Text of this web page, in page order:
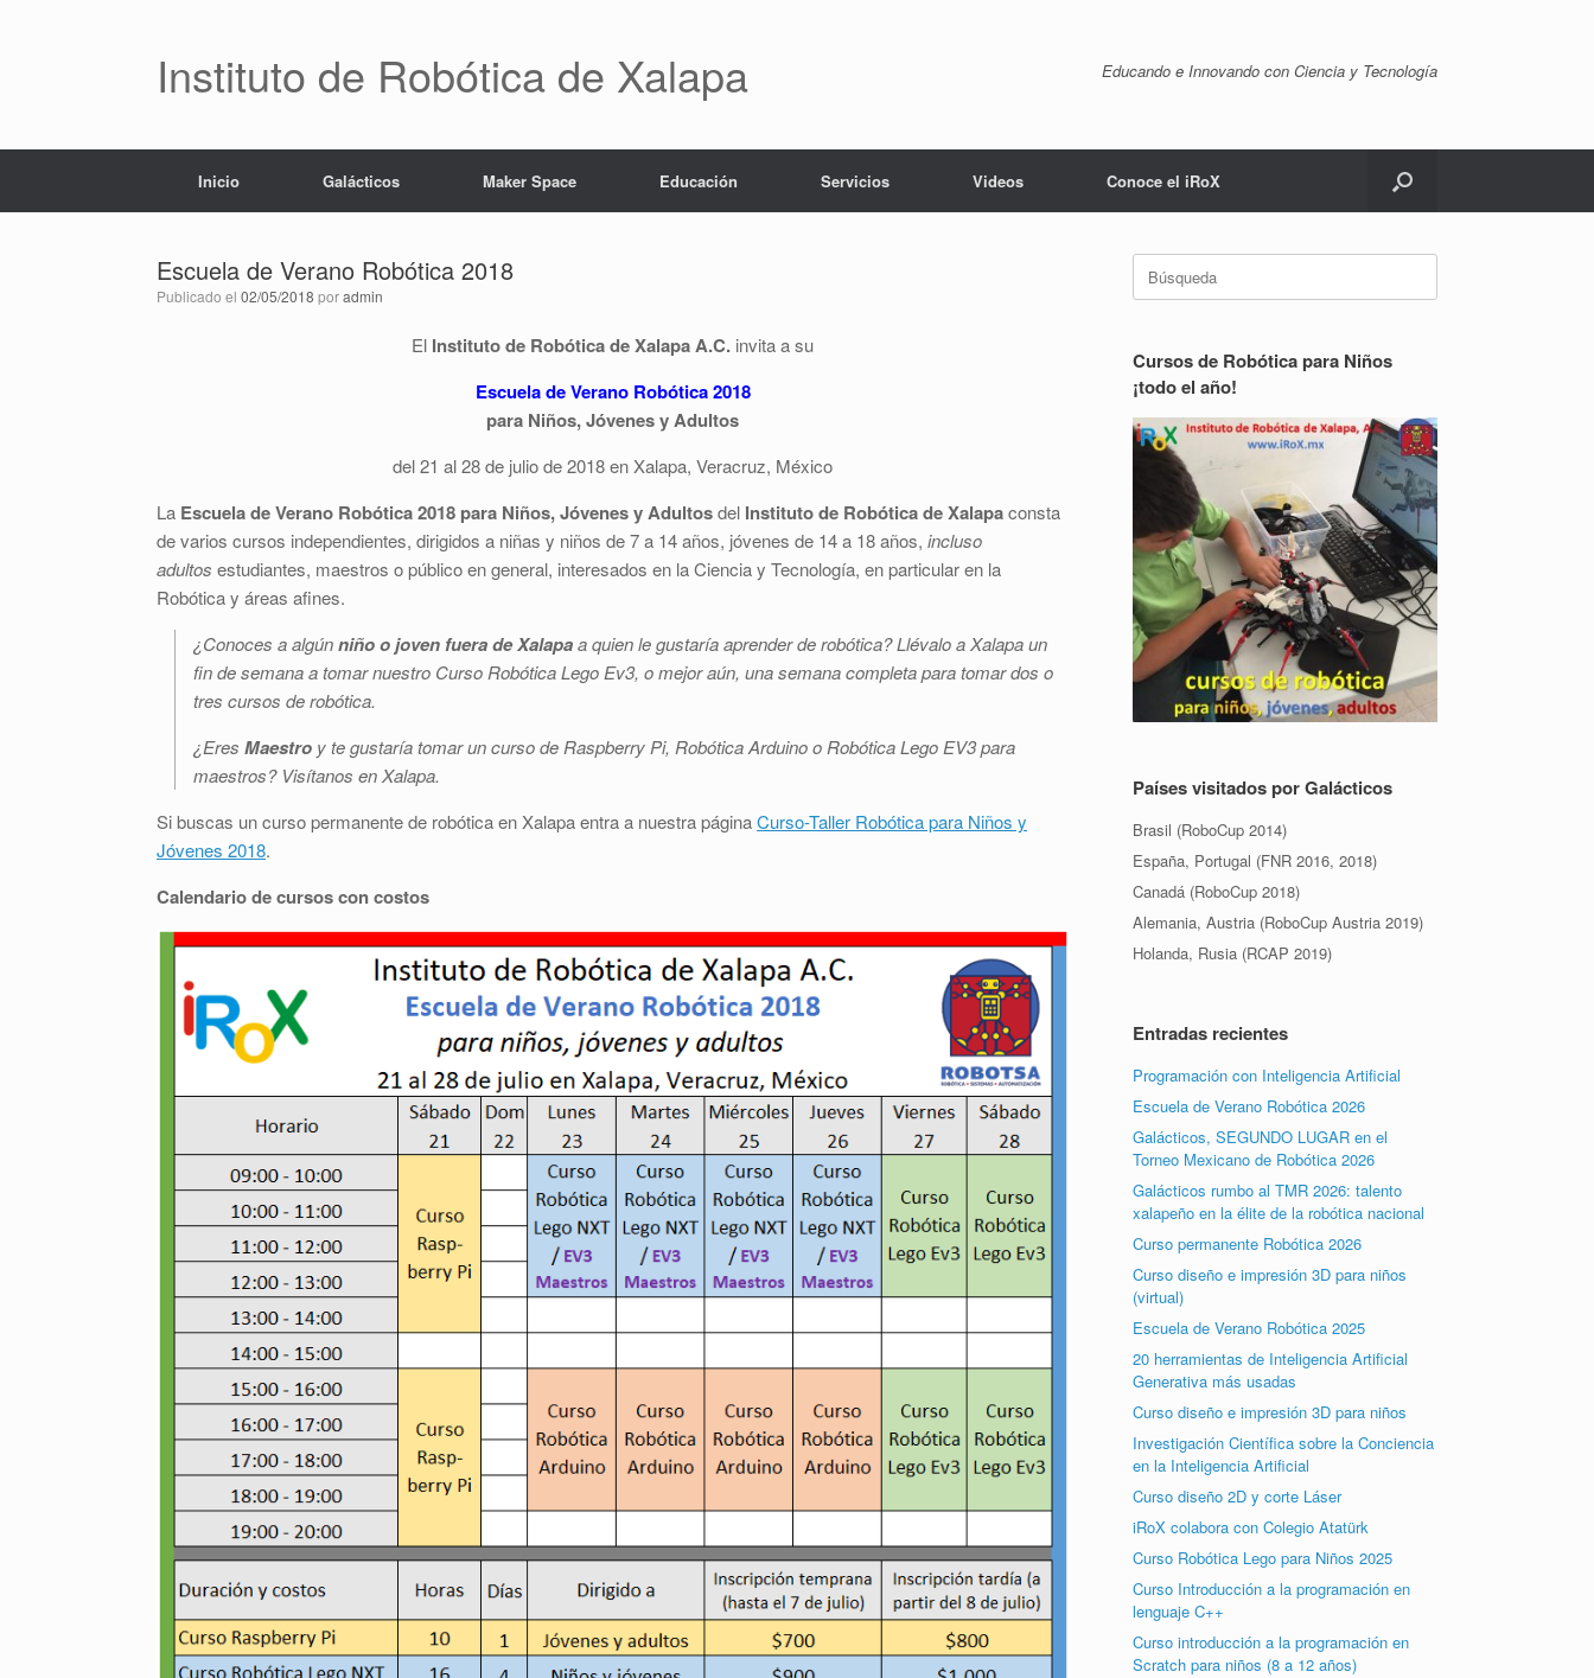
Instituto de Robótica de Xalapa Educando e Innovando con Ciencia y Tecnología
Inicio Galácticos Maker Space Educación Servicios Videos Conoce el iRoX
Escuela de Verano Robótica 2018
Publicado el 02/05/2018 poradmin
El Instituto de Robótica de Xalapa A.C. invita a su
Escuela de Verano Robótica 2018
para Niños, Jóvenes y Adultos
del 21 al 28 de julio de 2018 en Xalapa, Veracruz, México
La Escuela de Verano Robótica2018 para Niños, Jóvenes y Adultosdel Instituto de Robótica de Xalapaconsta
de varios cursos independientes, dirigidos a niñas y niños de 7 a 14 años, jóvenes de 14 a 18 años, incluso
adultos estudiantes, maestros o público en general, interesados en la Ciencia y Tecnología, en particular en la
Robótica y áreas afines.
¿Conoces a algúnniño o joven fuera de Xalapaa quien le gustaría aprender de robótica? Llévalo a Xalapa un
fin de semana a tomar nuestro Curso Robótica Lego Ev3, o mejor aún, una semana completa para tomar dos o
tres cursos de robótica.
¿Eres Maestro y te gustaría tomar un curso de Raspberry Pi, Robótica Arduino o Robótica Lego EV3 para
maestros? Visítanos en Xalapa.
Si buscas un curso permanente de robótica en Xalapa entra a nuestra páginaCurso-Taller Robótica para Niños y
Jóvenes 2018.
Calendario de cursos con costos
Buscar:
Cursos de Robótica para Niños
¡todo el año!
Países visitados por Galácticos
Brasil (RoboCup 2014)
España, Portugal (FNR 2016, 2018)
Canadá (RoboCup 2018)
Alemania, Austria (RoboCup Austria 2019)
Holanda, Rusia (RCAP 2019)
Entradas recientes
Programación con Inteligencia Artificial
Escuela de Verano Robótica 2026
Galácticos, SEGUNDO LUGAR en el
Torneo Mexicano de Robótica 2026
Galácticos rumbo al TMR 2026: talento
xalapeño en la élite de la robótica nacional
Curso permanente Robótica 2026
Curso diseño e impresión 3D para niños
(virtual)
Escuela de Verano Robótica 2025
20 herramientas de Inteligencia Artificial
Generativa más usadas
Curso diseño e impresión 3D para niños
Investigación Científica sobre la Conciencia
en la Inteligencia Artificial
Curso diseño 2D y corte Láser
iRoX colabora con Colegio Atatürk
Curso Robótica Lego para Niños 2025
Curso Introducción a la programación en
lenguaje C++
Curso introducción a la programación en
Scratch para niños (8 a 12 años)